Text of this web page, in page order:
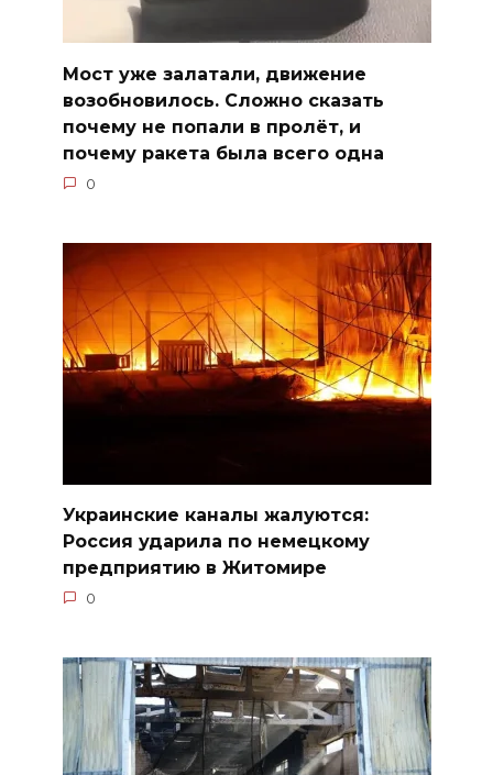
Мост уже залатали, движение
возобновилось. Сложно сказать
почему не попали в пролёт, и
почему ракета была всего одна
0
Украинские каналы жалуются:
Россия ударила по немецкому
предприятию в Житомире
0